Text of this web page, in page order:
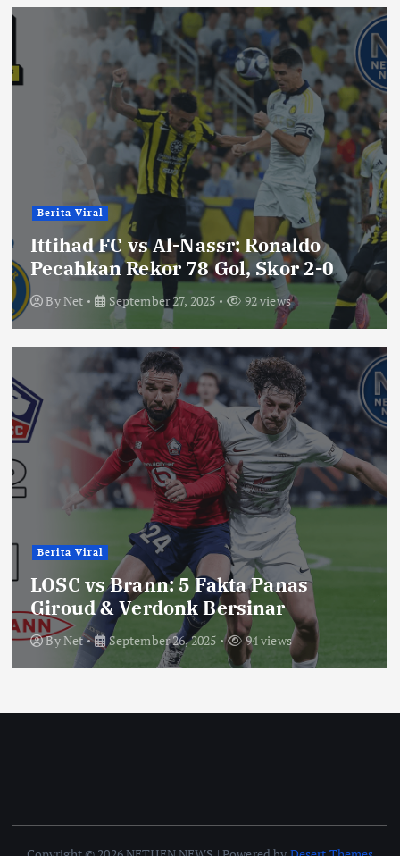
Berita Viral
Ittihad FC vs Al-Nassr: Ronaldo
Pecahkan Rekor 78 Gol, Skor 2-0
ByNet September 27, 2025 92 views
Berita Viral
LOSC vs Brann: 5 Fakta Panas
Giroud & Verdonk Bersinar
ByNet September 26, 2025 94 views